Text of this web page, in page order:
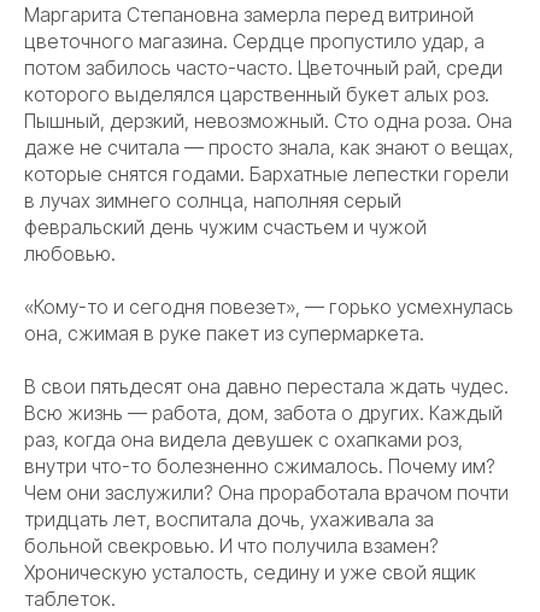
Маргарита Степановна замерла перед витриной
цветочного магазина. Сердце пропустило удар, а
потом забилось часто-часто. Цветочный рай, среди
которого выделялся царственный букет алых роз.
Пышный, дерзкий, невозможный. Сто одна роза. Она
даже не считала — просто знала, как знают о вещах,
которые снятся годами. Бархатные лепестки горели
в лучах зимнего солнца, наполняя серый
февральский день чужим счастьем и чужой
любовью.
«Кому-то и сегодня повезет», — горько усмехнулась
она, сжимая в руке пакет из супермаркета.
В свои пятьдесят она давно перестала ждать чудес.
Всю жизнь — работа, дом, забота о других. Каждый
раз, когда она видела девушек с охапками роз,
внутри что-то болезненно сжималось. Почему им?
Чем они заслужили? Она проработала врачом почти
тридцать лет, воспитала дочь, ухаживала за
больной свекровью. И что получила взамен?
Хроническую усталость, седину и уже свой ящик
таблеток.